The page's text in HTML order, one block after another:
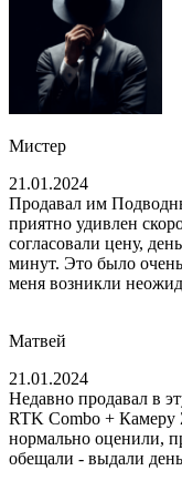
Мистер
21.01.2024
Продавал им
приятно удивлен
согласовали цену,
минут. Это было
меня возникли
Матвей
21.01.2024
Недавно продавал в
RTK Combo + Камеру
нормально оценили,
обещали - выдали